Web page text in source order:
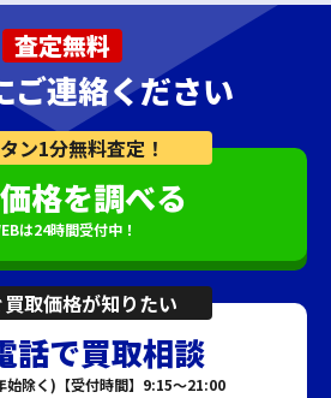
査定無料
ご連絡ください
ン1分無料査定！
格を調べる
は24時間受付中！
取価格が知りたい
話で買取相談
始除く)【受付時間】9:15～21:00